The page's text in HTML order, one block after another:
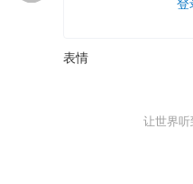
表情
让世界听